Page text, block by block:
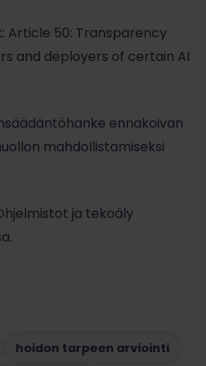
Article 50: Transparency
and deployers of certain AI
ennakoivan
mahdollistamiseksi
ja tekoäly
hoidon tarpeen arviointi